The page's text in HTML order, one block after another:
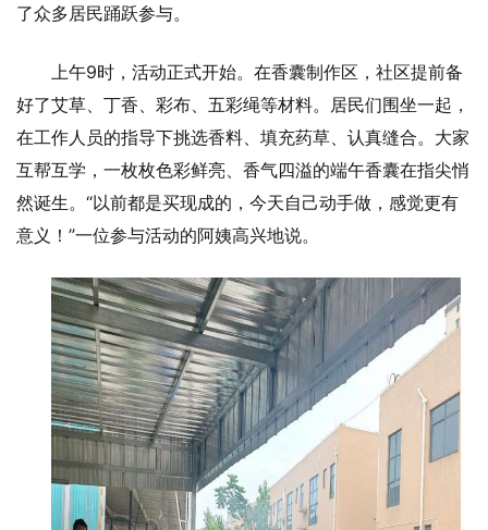
了众多居民踊跃参与。
上午9时，活动正式开始。在香囊制作区，社区提前备
好了艾草、丁香、彩布、五彩绳等材料。居民们围坐一起，
在工作人员的指导下挑选香料、填充药草、认真缝合。大家
互帮互学，一枚枚色彩鲜亮、香气四溢的端午香囊在指尖悄
然诞生。“以前都是买现成的，今天自己动手做，感觉更有
意义！”一位参与活动的阿姨高兴地说。